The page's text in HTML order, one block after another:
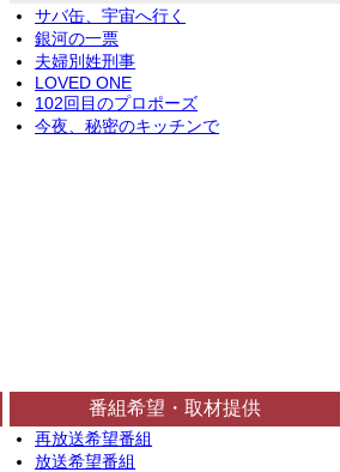
サバ缶、宇宙へ行く
銀河の一票
夫婦別姓刑事
LOVED ONE
102回目のプロポーズ
今夜、秘密のキッチンで
番組希望・取材提供
再放送希望番組
放送希望番組